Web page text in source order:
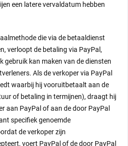
een latere vervaldatum hebben
die via de betaaldienst
verloopt de betaling via PayPal,
gebruik kan maken van de diensten
Als de verkoper via PayPal
waarbij hij vooruitbetaalt aan de
of betaling in termijnen), draagt hij
aan PayPal of aan de door PayPal
specifiek genoemde
de verkoper zijn
voert PayPal of de door PayPal